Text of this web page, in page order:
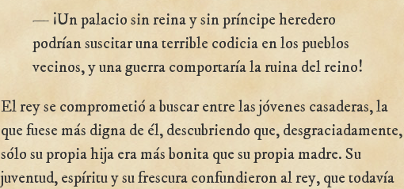
— ¡Un palacio sin reina y sin príncipe heredero
podrían suscitar una terrible codicia en los pueblos
vecinos, y una guerra comportaría la ruina del reino!
El rey se comprometió a buscar entre las jóvenes casaderas, la
que fuese más digna de él, descubriendo que, desgraciadamente,
sólo su propia hija era más bonita que su propia madre. Su
juventud, espíritu y su frescura confundieron al rey, que todavía